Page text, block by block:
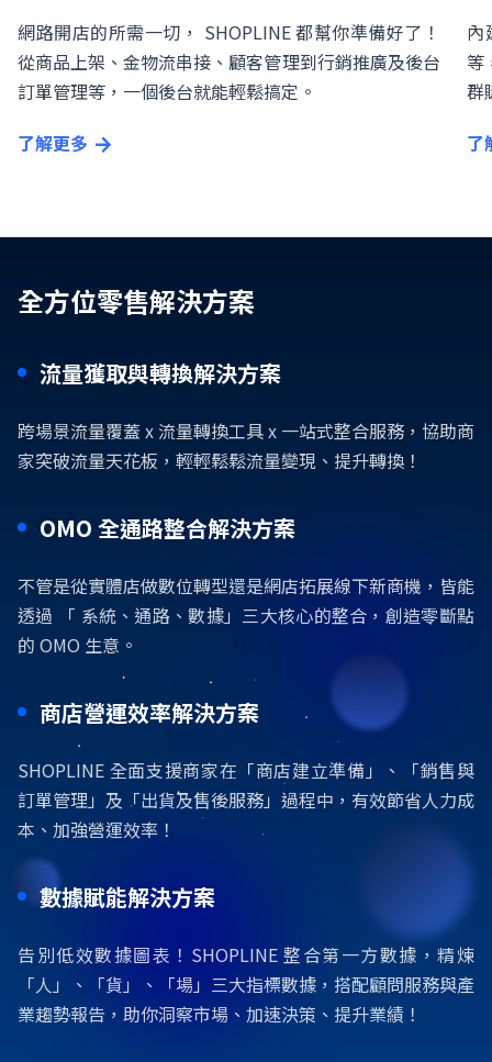
網路開店的所需一切， SHOPLINE 都幫你準備好了！
從商品上架、金物流串接、顧客管理到行銷推廣及後台
訂單管理等，一個後台就能輕鬆搞定。
了解更多
內
等
群
了
全方位零售解決方案
流量獲取與轉換解決方案
跨場景流量覆蓋 x 流量轉換工具 x 一站式整合服務，協助商
家突破流量天花板，輕輕鬆鬆流量變現、提升轉換！
OMO 全通路整合解決方案
不管是從實體店做數位轉型還是網店拓展線下新商機，皆能
透過 「 系統、通路、數據」三大核心的整合，創造零斷點
的 OMO 生意。
商店營運效率解決方案
SHOPLINE 全面支援商家在「商店建立準備」、「銷售與
訂單管理」及「出貨及售後服務」過程中，有效節省人力成
本、加強營運效率！
數據賦能解決方案
告別低效數據圖表！SHOPLINE 整合第一方數據，精煉
「人」、「貨」、「場」三大指標數據，搭配顧問服務與產
業趨勢報告，助你洞察市場、加速決策、提升業績！